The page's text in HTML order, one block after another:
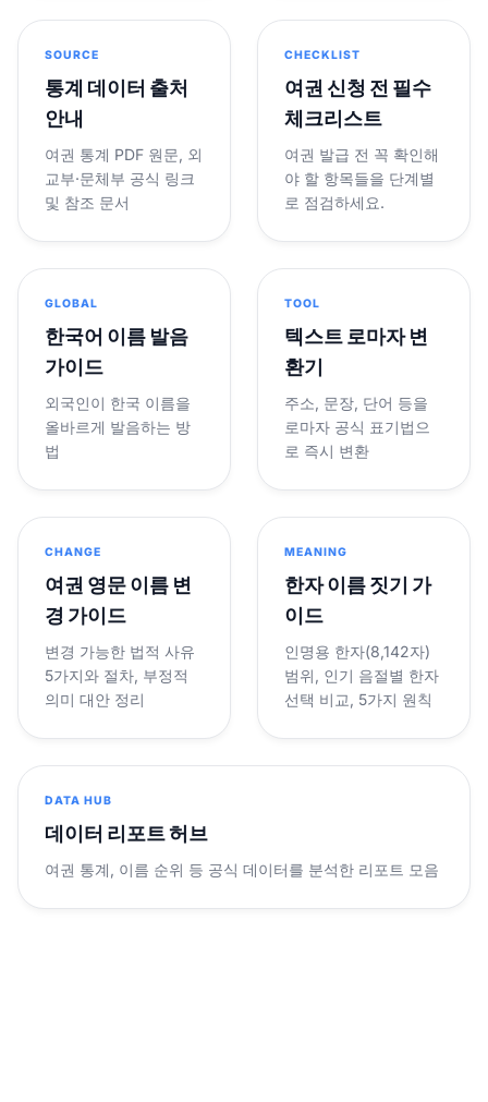
SOURCE
통계 데이터 출처
안내
여권 통계 PDF 원문, 외
교부·문체부 공식 링크
및 참조 문서
CHECKLIST
여권 신청 전 필수
체크리스트
여권 발급 전 꼭 확인해
야 할 항목들을 단계별
로 점검하세요.
GLOBAL
한국어 이름 발음
가이드
외국인이 한국 이름을
올바르게 발음하는 방
법
TOOL
텍스트 로마자 변
환기
주소, 문장, 단어 등을
로마자 공식 표기법으
로 즉시 변환
CHANGE
여권 영문 이름 변
경 가이드
변경 가능한 법적 사유
5가지와 절차, 부정적
의미 대안 정리
MEANING
한자 이름 짓기 가
이드
인명용 한자(8,142자)
범위, 인기 음절별 한자
선택 비교, 5가지 원칙
DATA HUB
데이터 리포트 허브
여권 통계, 이름 순위 등 공식 데이터를 분석한 리포트 모음